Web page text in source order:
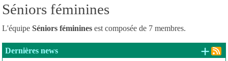
Séniors féminines
L'équipe Séniors féminines est composée de 7 membres.
Dernières news +